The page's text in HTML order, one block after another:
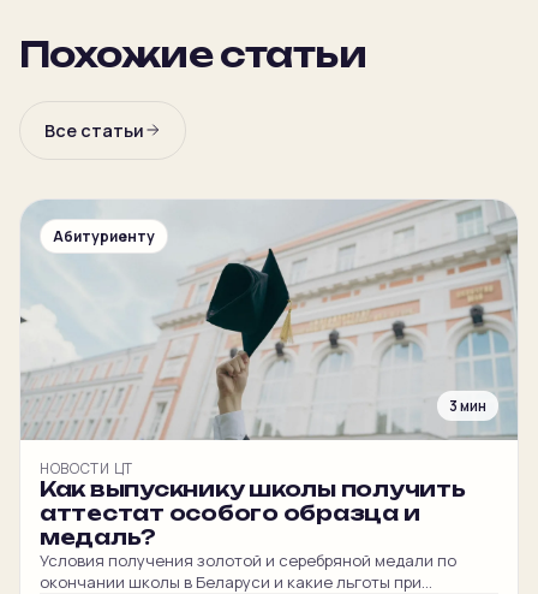
Похожие статьи
Все статьи
Абитуриенту
3 мин
НОВОСТИ ЦТ
Как выпускнику школы получить
аттестат особого образца и
медаль?
Условия получения золотой и серебряной медали по
окончании школы в Беларуси и какие льготы при